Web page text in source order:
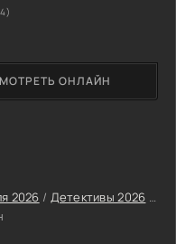
2026 / Детективы 2026
ОНЛАЙН